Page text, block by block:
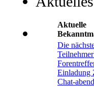
Aktuelle
Die
Einladung
Chat-abend